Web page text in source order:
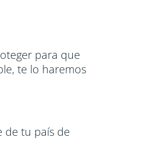
para que
te lo haremos
de tu país de